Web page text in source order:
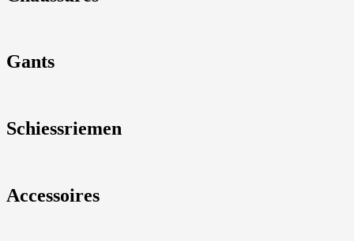
Gants
Schiessriemen
Accessoires